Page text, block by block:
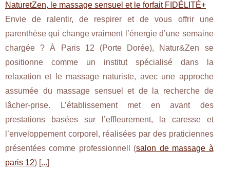
NaturetZen, le massage sensuel et le forfait FIDÉLITÉ+
Envie de ralentir, de respirer et de vous offrir une
parenthèse qui change vraiment l’énergie d’une semaine
chargée ? À Paris 12 (Porte Dorée), Natur&Zen se
positionne comme un institut spécialisé dans la
relaxation et le massage naturiste, avec une approche
assumée du massage sensuel et de la recherche de
lâcher-prise. L’établissement met en avant des
prestations basées sur l’effleurement, la caresse et
l’enveloppement corporel, réalisées par des praticiennes
présentées comme professionnell (salon de massage à
paris 12) [...]